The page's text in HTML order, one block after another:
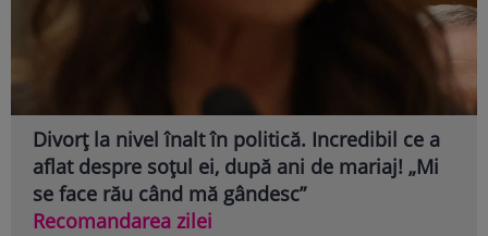
Divorț la nivel înalt în politică. Incredibil ce a
aflat despre soțul ei, după ani de mariaj! „Mi
se face rău când mă gândesc”
Recomandarea zilei